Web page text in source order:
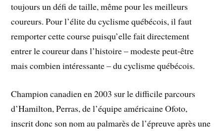
toujours un défi de taille, même pour les meilleurs
coureurs. Pour l’élite du cyclisme québécois, il faut
remporter cette course puisqu’elle fait directement
entrer le coureur dans l’histoire – modeste peut-être
mais combien intéressante – du cyclisme québécois.
Champion canadien en 2003 sur le difficile parcours
d’Hamilton, Perras, de l’équipe américaine Ofoto,
inscrit donc son nom au palmarès de l’épreuve après une